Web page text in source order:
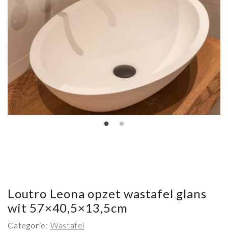
Loutro Leona opzet wastafel glans
wit 57×40,5×13,5cm
Categorie: Wastafel